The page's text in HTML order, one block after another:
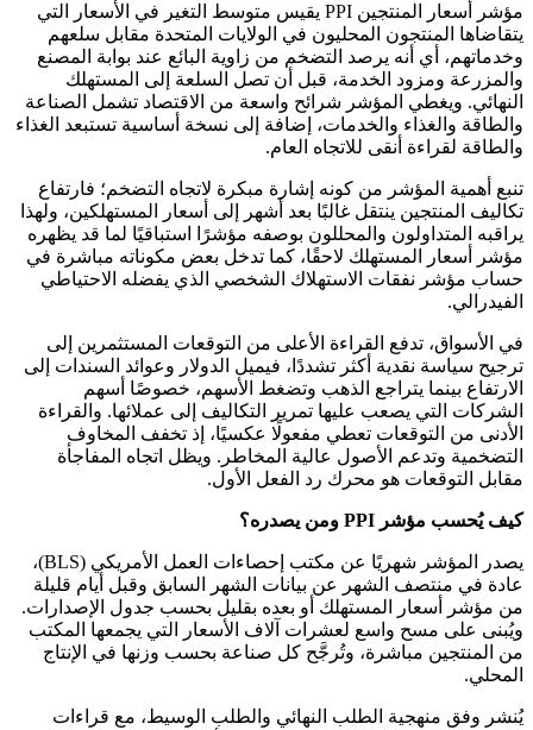
مؤشر أسعار المنتجين PPI يقيس متوسط التغير في الأسعار التي
يتقاضاها المنتجون المحليون في الولايات المتحدة مقابل سلعهم
وخدماتهم، أي أنه يرصد التضخم من زاوية البائع عند بوابة المصنع
والمزرعة ومزود الخدمة، قبل أن تصل السلعة إلى المستهلك
النهائي. ويغطي المؤشر شرائح واسعة من الاقتصاد تشمل الصناعة
والطاقة والغذاء والخدمات، إضافة إلى نسخة أساسية تستبعد الغذاء
والطاقة لقراءة أنقى للاتجاه العام.
تنبع أهمية المؤشر من كونه إشارة مبكرة لاتجاه التضخم؛ فارتفاع
تكاليف المنتجين ينتقل غالبًا بعد أشهر إلى أسعار المستهلكين، ولهذا
يراقبه المتداولون والمحللون بوصفه مؤشرًا استباقيًا لما قد يظهره
مؤشر أسعار المستهلك لاحقًا، كما تدخل بعض مكوناته مباشرة في
حساب مؤشر نفقات الاستهلاك الشخصي الذي يفضله الاحتياطي
الفيدرالي.
في الأسواق، تدفع القراءة الأعلى من التوقعات المستثمرين إلى
ترجيح سياسة نقدية أكثر تشددًا، فيميل الدولار وعوائد السندات إلى
الارتفاع بينما يتراجع الذهب وتضغط الأسهم، خصوصًا أسهم
الشركات التي يصعب عليها تمرير التكاليف إلى عملائها. والقراءة
الأدنى من التوقعات تعطي مفعولًا عكسيًا، إذ تخفف المخاوف
التضخمية وتدعم الأصول عالية المخاطر. ويظل اتجاه المفاجأة
مقابل التوقعات هو محرك رد الفعل الأول.
كيف يُحسب مؤشر PPI ومن يصدره؟
يصدر المؤشر شهريًا عن مكتب إحصاءات العمل الأمريكي (BLS)،
عادة في منتصف الشهر عن بيانات الشهر السابق وقبل أيام قليلة
من مؤشر أسعار المستهلك أو بعده بقليل بحسب جدول الإصدارات.
ويُبنى على مسح واسع لعشرات آلاف الأسعار التي يجمعها المكتب
من المنتجين مباشرة، وتُرجَّح كل صناعة بحسب وزنها في الإنتاج
المحلي.
يُنشر وفق منهجية الطلب النهائي والطلب الوسيط، مع قراءات